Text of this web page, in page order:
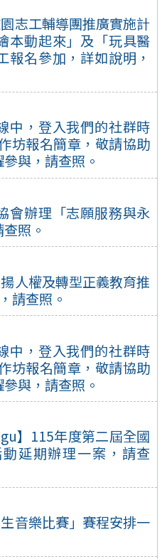
志工輔導團推廣實施計
本動起來」及「玩具醫
報名參加，詳如說明，
中，登入我們的社群時
坊報名簡章，敬請協助
與，請查照。
會辦理「志願服務與永
照。
人權及轉型正義教育推
請查照。
中，登入我們的社群時
坊報名簡章，敬請協助
與，請查照。
】115年度第二屆全國
延期辦理一案，請查
音樂比賽」賽程安排一